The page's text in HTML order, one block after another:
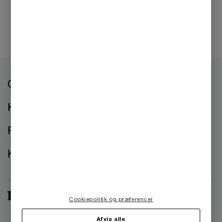
Om os
Kontorer
Presse
Kontakt os
Afvis alle
Cookiepolitik og præferencer